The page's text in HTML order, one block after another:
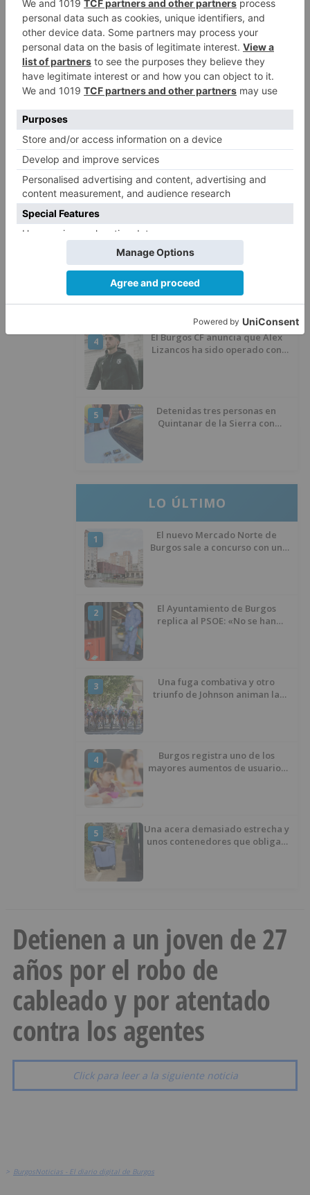
lleva pleno iniciativa
apoyar
ley
maltrato personas mayores
LO + VISTO
por el robo de cableado y por
atentado contra los agentes
2
Calor y posibles tormentas en
Burgos durante el eclipse del 12
3
Santiago Lencina, nuevo
refuerzo del Burgos CF para la
temporada 2026/27
4
El Burgos CF anuncia que Álex
Lizancos ha sido operado con
5
Detenidas tres personas en
Quintanar de la Sierra con
LO ÚLTIMO
1
El nuevo Mercado Norte de
Burgos sale a concurso con un
2
El Ayuntamiento de Burgos
replica al PSOE: «No se han
3
Una fuga combativa y otro
triunfo de Johnson animan la
4
Burgos registra uno de los
mayores aumentos de usuarios
5
Una acera demasiado estrecha y
unos contenedores que obligan
Detienen a un joven de 27
años por el robo de
cableado y por atentado
contra los agentes
Click para leer a la siguiente noticia
> BurgosNoticias - El diario digital de Burgos